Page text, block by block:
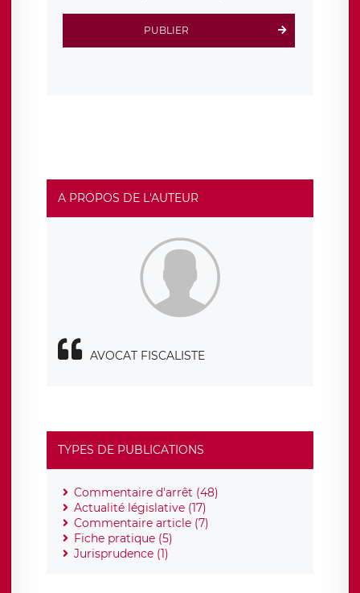
d’inscription est hébergé sur un serveur hébergé par
clauses de
protection conformes au RGPD
. Les données collectées
sont conservées jusqu’à ce que l’Internaute en sollicite la
rue Léopold Sédar Senghor, joignable à l’adresse mail :
responsabledetraitement@legavox.fr. Vous avez
également le droit d’introduire une réclamation auprès
d’une autorité de contrôle.
PUBLIER
A PROPOS DE L'AUTEUR
AVOCAT FISCALISTE
TYPES DE PUBLICATIONS
Commentaire d'arrêt (48)
Actualité législative (17)
Commentaire article (7)
Fiche pratique (5)
Jurisprudence (1)